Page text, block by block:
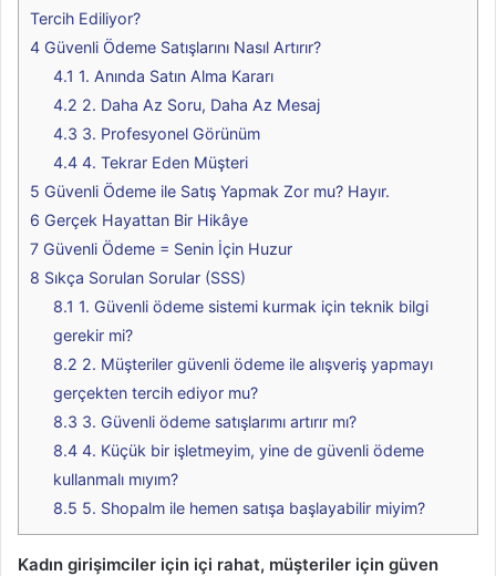
Tercih Ediliyor?
4 Güvenli Ödeme Satışlarını Nasıl Artırır?
4.1 1. Anında Satın Alma Kararı
4.2 2. Daha Az Soru, Daha Az Mesaj
4.3 3. Profesyonel Görünüm
4.4 4. Tekrar Eden Müşteri
5 Güvenli Ödeme ile Satış Yapmak Zor mu? Hayır.
6 Gerçek Hayattan Bir Hikâye
7 Güvenli Ödeme = Senin İçin Huzur
8 Sıkça Sorulan Sorular (SSS)
8.1 1. Güvenli ödeme sistemi kurmak için teknik bilgi
gerekir mi?
8.2 2. Müşteriler güvenli ödeme ile alışveriş yapmayı
gerçekten tercih ediyor mu?
8.3 3. Güvenli ödeme satışlarımı artırır mı?
8.4 4. Küçük bir işletmeyim, yine de güvenli ödeme
kullanmalı mıyım?
8.5 5. Shopalm ile hemen satışa başlayabilir miyim?
Kadın girişimciler için içi rahat, müşteriler için güven